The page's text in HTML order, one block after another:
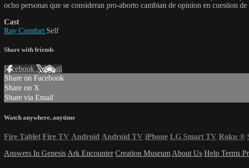
ocho personas que se consideran pro-aborto cambian de opinion en cuestion de
Cast
Ray Comfort Self
Share with friends
Facebook XEmail
Share on Facebook
Share on X
Share via Email
Watch anywhere, anytime
Fire Tablet Fire TV Android Android TV iPhone LG Smart TV Roku ®
Answers In Genesis Ark Encounter Creation Museum About Us Help Terms